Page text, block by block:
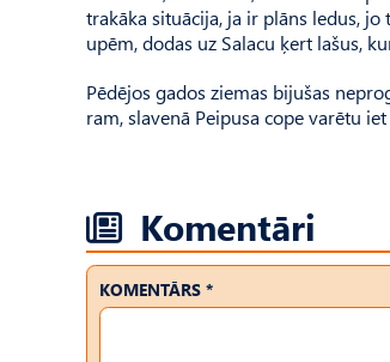
trakāka situācija, ja ir plāns ledus,
upēm, dodas uz Salacu ķert lašus,
Pēdējos gados ziemas bijušas
ram, slavenā Peipusa cope varētu iet
Komentāri
KOMENTĀRS *